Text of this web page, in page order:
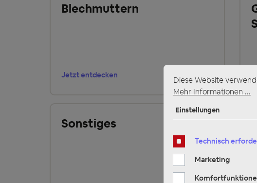
Blechmuttern
Jetzt entdecken
Sonstiges
Diese Website
Mehr Informationen ...
Einstellungen
Technisch
Marketing